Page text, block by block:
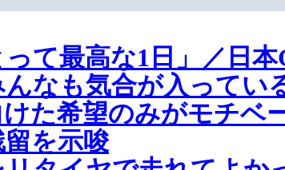
て最高な1日」／日本
なも気合が入ってい
た希望のみがモチベ
を示唆